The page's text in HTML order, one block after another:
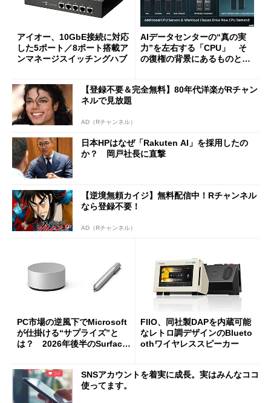
アイオー、10GbE接続に対応
した5ポート／8ポート搭載ア
ンマネージスイッチングハブ
AIデータセンターの“真の実
力”を左右する「CPU」 そ
の復権の背景にあるものと
【登録不要＆完全無料】80年代洋楽がRチャン
ネルで見放題
AD（Rチャンネル）
日本HPはなぜ「Rakuten AI」を採用したの
か？ 岡戸社長に直撃
【逆境無頼カイジ】無料配信中！Rチャンネル
なら登録不要！
AD（Rチャンネル）
PC市場の逆風下でMicrosoft
が仕掛ける“サプライズ”と
は？ 2026年後半のSurface
FIIO、同社製DAPを内蔵可能
なレトロ調デザインのBlueto
othワイヤレススピーカー
SNSアカウントを着実に成長。実はみんなココ
使ってます。